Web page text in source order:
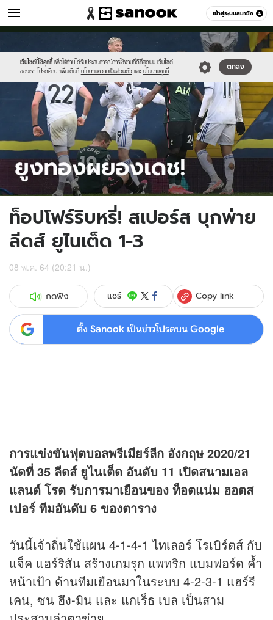
เข้าสู่ระบบสมาชิก
กีฬา หมวดอื่นๆ
เว็บไซต์นี้ใช้คุกกี้ เพื่อให้ท่านได้รับประสบการณ์การใช้งานที่ดีที่สุดบน เว็บไซต์
ของเรา โปรดศึกษาเพิ่มเติมที่ นโยบายความเป็นส่วนตัว และ นโยบายคุกกี้
ตกลง
//s.isanook.com/sr/0/images/logo-
new-
sanook.png
//s.isanook.com/sp/0/ud/243/1219873/vv.jpg
ท็อปโฟร์ริบหรี่! สเปอร์ส บุกพ่าย
ลีดส์ ยูไนเต็ด 1-3
08 พ.ค. 64 (20:21 น.)
กดฟัง แชร์ Copy link
ตั้ง Sanook เป็นข่าวโปรดบน Google
การแข่งขันฟุตบอลพรีเมียร์ลีก อังกฤษ 2020/21
นัดที่ 35 ลีดส์ ยูไนเต็ด อันดับ 11 เปิดสนามเอล
แลนด์ โรด รับการมาเยือนของ ท็อตแน่ม ฮอตส
เปอร์ ทีมอันดับ 6 ของตาราง
วันนี้เจ้าถิ่นใช้แผน 4-1-4-1 ไทเลอร์ โรเบิร์ตส์ กับ
แจ็ค แฮร์ริสัน สร้างเกมรุก แพทริก แบมฟอร์ด ค้ำ
หน้าเป้า ด้านทีมเยือนมาในระบบ 4-2-3-1 แฮร์รี
เคน, ซน ฮึง-มิน และ แกเร็ธ เบล เป็นสาม